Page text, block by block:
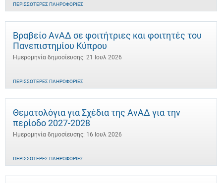
ΠΕΡΙΣΣΌΤΕΡΕΣ ΠΛΗΡΟΦΟΡΊΕΣ
Βραβείο ΑνΑΔ σε φοιτήτριες και φοιτητές του
Πανεπιστημίου Κύπρου
Ημερομηνία δημοσίευσης: 21 Ιουλ 2026
ΠΕΡΙΣΣΌΤΕΡΕΣ ΠΛΗΡΟΦΟΡΊΕΣ
Θεματολόγια για Σχέδια της ΑνΑΔ για την
περίοδο 2027-2028
Ημερομηνία δημοσίευσης: 16 Ιουλ 2026
ΠΕΡΙΣΣΌΤΕΡΕΣ ΠΛΗΡΟΦΟΡΊΕΣ